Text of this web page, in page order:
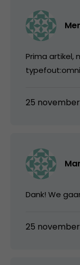
Prima artikel,
25 november
Dank! We
25